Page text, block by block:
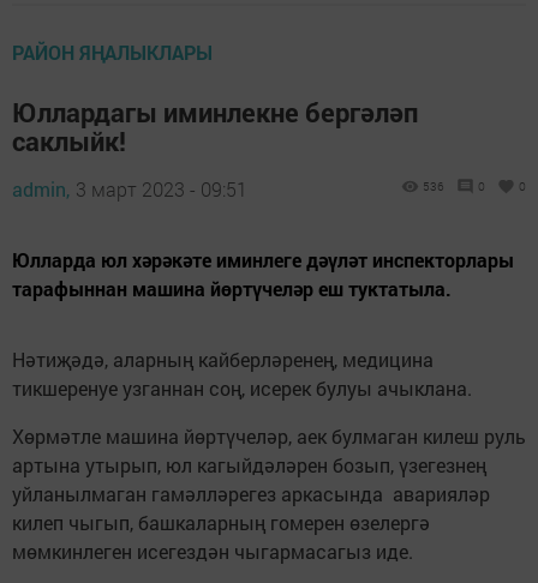
РАЙОН ЯҢАЛЫКЛАРЫ
Юллардагы иминлекне бергәләп
саклыйк!
admin, 3 март 2023 - 09:51 536 0 0
Юлларда юл хәрәкәте иминлеге дәүләт инспекторлары
тарафыннан машина йөртүчеләр еш туктатыла.
Нәтиҗәдә, аларның кайберләренең, медицина
тикшеренуе узганнан соң, исерек булуы ачыклана.
Хөрмәтле машина йөртүчеләр, аек булмаган килеш руль
артына утырып, юл кагыйдәләрен бозып, үзегезнең
уйланылмаган гамәлләрегез аркасында аварияләр
килеп чыгып, башкаларның гомерен өзелергә
мөмкинлеген исегездән чыгармасагыз иде.